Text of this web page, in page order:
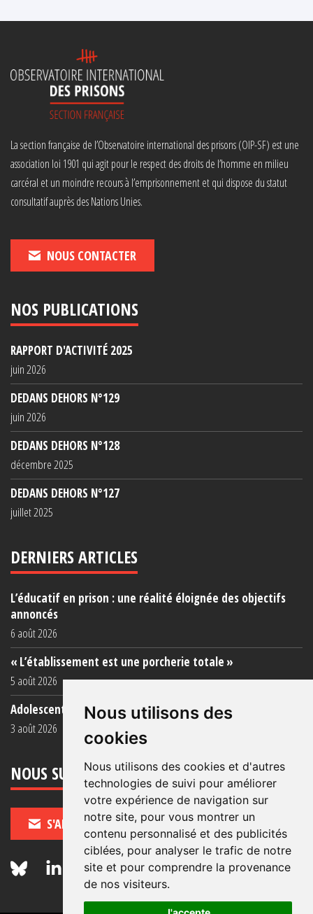
Nous utilisons des
cookies
Nous utilisons des cookies et d'autres
technologies de suivi pour améliorer
votre expérience de navigation sur
notre site, pour vous montrer un
contenu personnalisé et des publicités
ciblées, pour analyser le trafic de notre
site et pour comprendre la provenance
de nos visiteurs.
La section française de l’Observatoire international des prisons (OIP-SF) est une
association loi 1901 qui agit pour le respect des droits de l’homme en milieu
carcéral et un moindre recours à l’emprisonnement et qui dispose du statut
consultatif auprès des Nations Unies.
NOUS CONTACTER
NOS PUBLICATIONS
RAPPORT D'ACTIVITÉ 2025
juin 2026
DEDANS DEHORS N°129
juin 2026
DEDANS DEHORS N°128
décembre 2025
DEDANS DEHORS N°127
juillet 2025
DERNIERS ARTICLES
L’éducatif en prison : une réalité éloignée des objectifs
annoncés
6 août 2026
« L’établissement est une porcherie totale »
5 août 2026
Adolescent·es incarcéré·es : une faillite collective
3 août 2026
NOUS SUIVRE
S'ABONNER